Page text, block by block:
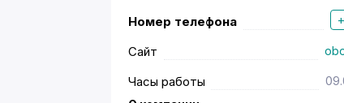
Номер телефона
Сайт
Часы работы